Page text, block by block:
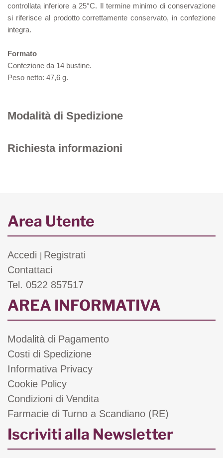
controllata inferiore a 25°C. Il termine minimo di conservazione
si riferisce al prodotto correttamente conservato, in confezione
integra.
Formato
Confezione da 14 bustine.
Peso netto: 47,6 g.
Modalità di Spedizione
Richiesta informazioni
Area Utente
Accedi
Registrati
Contattaci
Tel. 0522 857517
AREA INFORMATIVA
Modalità di Pagamento
Costi di Spedizione
Informativa Privacy
Cookie Policy
Condizioni di Vendita
Farmacie di Turno a Scandiano (RE)
Iscriviti alla Newsletter